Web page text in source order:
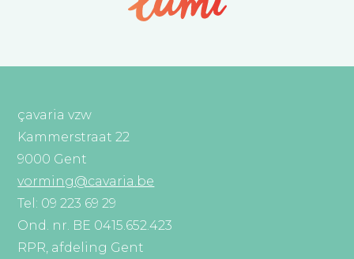
çavaria vzw
Kammerstraat 22
9000 Gent
vorming@cavaria.be
Tel: 09 223 69 29
Ond. nr. BE 0415.652.423
RPR, afdeling Gent